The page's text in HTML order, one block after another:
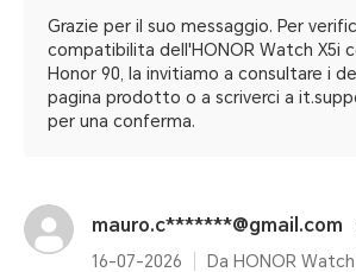
Grazie per il suo messaggio. Per
compatibilita dell'HONOR Watch X5i
Honor 90, la invitiamo a consultare i
pagina prodotto o a scriverci a
per una conferma.
mauro.c*******@gmail.com
16-07-2026